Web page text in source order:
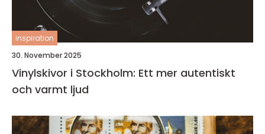
inspiration
30. November 2025
Vinylskivor i Stockholm: Ett mer autentiskt
och varmt ljud